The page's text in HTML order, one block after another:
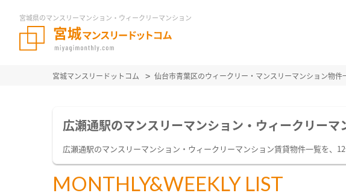
宮城県のマンスリーマンション・ウィークリーマンション
宮城マンスリードットコム 仙台市青葉区のウィークリー・マンスリーマンション物件
広瀬通駅のマンスリーマンション・ウィークリーマ
広瀬通駅のマンスリーマンション・ウィークリーマンション賃貸物件一覧を、
MONTHLY&WEEKLY LIST